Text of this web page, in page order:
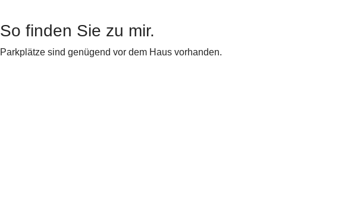
So finden Sie zu mir.
Parkplätze sind genügend vor dem Haus vorhanden.